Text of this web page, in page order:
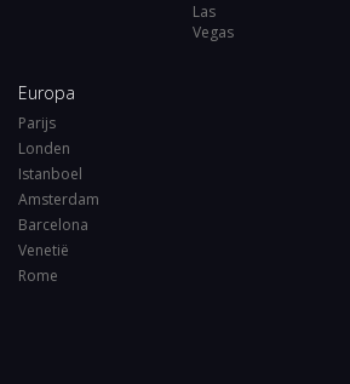
Las
Vegas
Europa
Parijs
Londen
Istanboel
Amsterdam
Barcelona
Venetië
Rome